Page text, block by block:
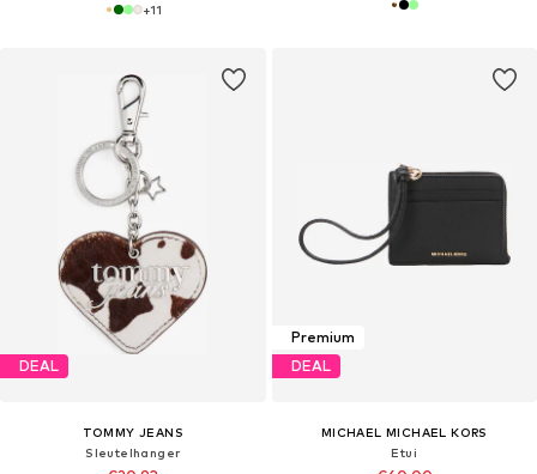
+11
DEAL
TOMMY JEANS
Sleutelhanger
Premium
DEAL
MICHAEL MICHAEL KORS
Etui